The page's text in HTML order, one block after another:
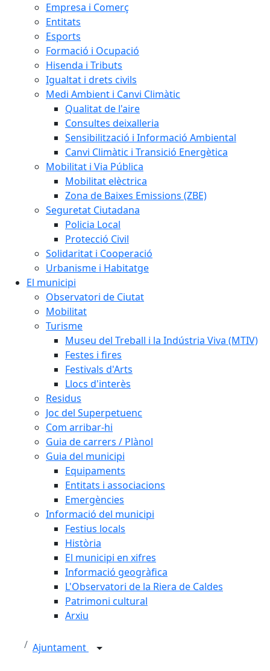
Empresa i Comerç
Entitats
Esports
Formació i Ocupació
Hisenda i Tributs
Igualtat i drets civils
Medi Ambient i Canvi Climàtic
Qualitat de l'aire
Consultes deixalleria
Sensibilització i Informació Ambiental
Canvi Climàtic i Transició Energètica
Mobilitat i Via Pública
Mobilitat elèctrica
Zona de Baixes Emissions (ZBE)
Seguretat Ciutadana
Policia Local
Protecció Civil
Solidaritat i Cooperació
Urbanisme i Habitatge
El municipi
Observatori de Ciutat
Mobilitat
Turisme
Museu del Treball i la Indústria Viva (MTIV)
Festes i fires
Festivals d'Arts
Llocs d'interès
Residus
Joc del Superpetuenc
Com arribar-hi
Guia de carrers / Plànol
Guia del municipi
Equipaments
Entitats i associacions
Emergències
Informació del municipi
Festius locals
Història
El municipi en xifres
Informació geogràfica
L'Observatori de la Riera de Caldes
Patrimoni cultural
Arxiu
Ajuntament